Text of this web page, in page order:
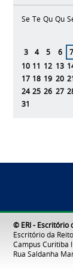
Se Te Qu Qu
3
4 5 6 7
10 11 12 13
17 18 19 20
24 25 26 27
31
© ERI - Escritório
Escritório da
Campus Curitiba
Rua Saldanha